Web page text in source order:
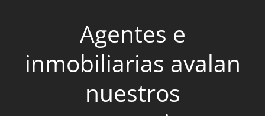
Agentes e
inmobiliarias avalan
nuestros